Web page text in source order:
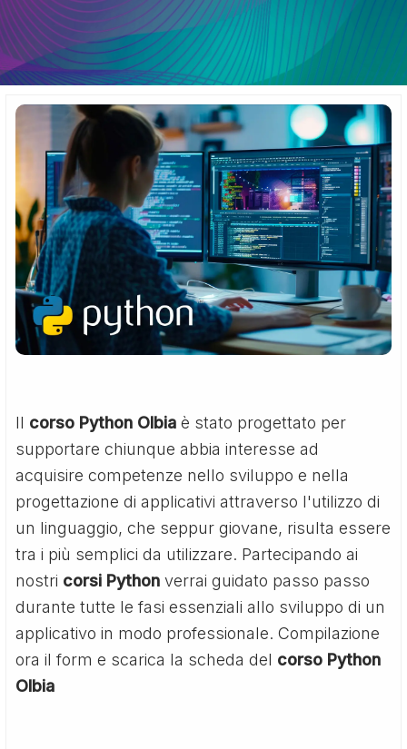
Il corso Python Olbia è stato progettato per
supportare chiunque abbia interesse ad
acquisire competenze nello sviluppo e nella
progettazione di applicativi attraverso l'utilizzo di
un linguaggio, che seppur giovane, risulta essere
tra i più semplici da utilizzare. Partecipando ai
nostri corsi Python verrai guidato passo passo
durante tutte le fasi essenziali allo sviluppo di un
applicativo in modo professionale. Compilazione
ora il form e scarica la scheda del corso Python
Olbia